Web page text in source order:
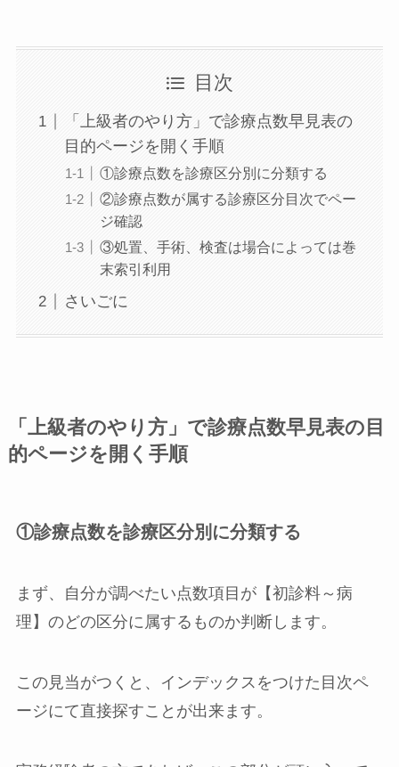
目次
「上級者のやり方」で診療点数早見表の
目的ページを開く手順
①診療点数を診療区分別に分類する
②診療点数が属する診療区分目次でペー
ジ確認
③処置、手術、検査は場合によっては巻
末索引利用
さいごに
「上級者のやり方」で診療点数早見表の目
的ページを開く手順
①診療点数を診療区分別に分類する
まず、自分が調べたい点数項目が【初診料～病
理】 のどの区分に属するものか判断します。
この見当がつくと、インデックスをつけた目次ペ
ージにて直接探すことが出来ます。